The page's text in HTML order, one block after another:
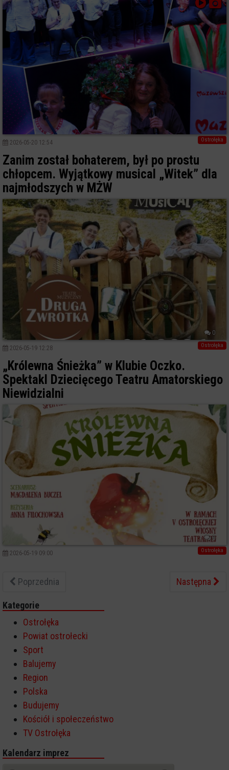
Ostrołęka
2026-05-20 12:54
Zanim został bohaterem, był po prostu
chłopcem. Wyjątkowy musical „Witek” dla
najmłodszych w MŻW
0
Ostrołęka
2026-05-19 12:28
„Królewna Śnieżka” w Klubie Oczko.
Spektakl Dziecięcego Teatru Amatorskiego
Niewidzialni
0
Ostrołęka
2026-05-19 09:00
Poprzednia Następna
Kategorie
Ostrołęka
Powiat ostrołecki
Sport
Balujemy
Region
Polska
Budujemy
Kościół i społeczeństwo
TV Ostrołęka
Kalendarz imprez